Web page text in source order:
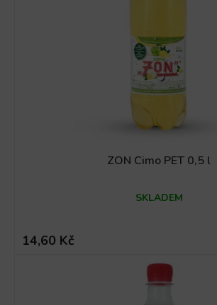
ZON Cimo PET 0,5 l
SKLADEM
14,60 Kč